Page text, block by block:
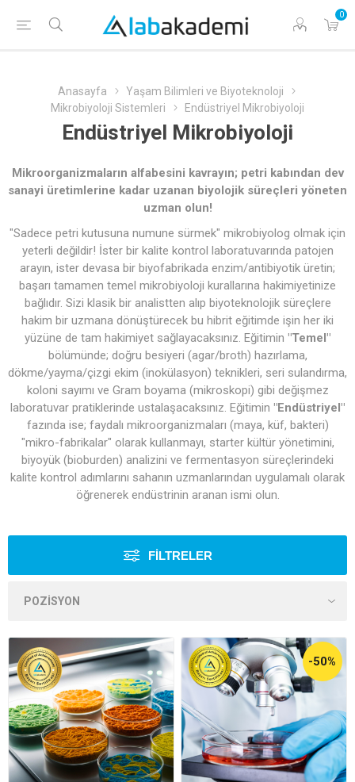
0
Anasayfa
Yaşam Bilimleri ve Biyoteknoloji
Mikrobiyoloji Sistemleri
Endüstriyel Mikrobiyoloji
Endüstriyel Mikrobiyoloji
Mikroorganizmaların alfabesini kavrayın; petri kabından dev
sanayi üretimlerine kadar uzanan biyolojik süreçleri yöneten
uzman olun!
"Sadece petri kutusuna numune sürmek" mikrobiyolog olmak için
yeterli değildir! İster bir kalite kontrol laboratuvarında patojen
arayın, ister devasa bir biyofabrikada enzim/antibiyotik üretin;
başarı tamamen temel mikrobiyoloji kurallarına hakimiyetinize
bağlıdır. Sizi klasik bir analistten alıp biyoteknolojik süreçlere
hakim bir uzmana dönüştürecek bu hibrit eğitimde işin her iki
yüzüne de tam hakimiyet sağlayacaksınız. Eğitimin "Temel"
bölümünde; doğru besiyeri (agar/broth) hazırlama,
dökme/yayma/çizgi ekim (inokülasyon) teknikleri, seri sulandırma,
koloni sayımı ve Gram boyama (mikroskopi) gibi değişmez
laboratuvar pratiklerinde ustalaşacaksınız. Eğitimin "Endüstriyel"
fazında ise; faydalı mikroorganizmaları (maya, küf, bakteri)
"mikro-fabrikalar" olarak kullanmayı, starter kültür yönetimini,
biyoyük (bioburden) analizini ve fermentasyon süreçlerindeki
kalite kontrol adımlarını sahanın uzmanlarından uygulamalı olarak
öğrenerek endüstrinin aranan ismi olun.
FILTRELER
-50%